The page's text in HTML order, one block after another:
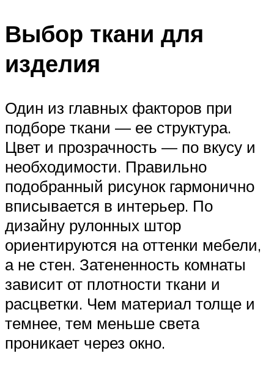
Выбор ткани для
изделия
Один из главных факторов при
подборе ткани — ее структура.
Цвет и прозрачность — по вкусу и
необходимости. Правильно
подобранный рисунок гармонично
вписывается в интерьер. По
дизайну рулонных штор
ориентируются на оттенки мебели,
а не стен. Затененность комнаты
зависит от плотности ткани и
расцветки. Чем материал толще и
темнее, тем меньше света
проникает через окно.